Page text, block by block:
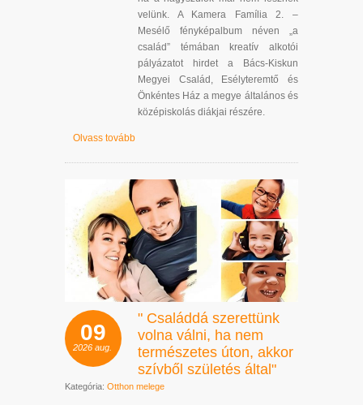
velünk. A Kamera Família 2. –
Mesélő fényképalbum néven „a
család” témában kreatív alkotói
pályázatot hirdet a Bács-Kiskun
Megyei Család, Esélyteremtő és
Önkéntes Ház a megye általános és
középiskolás diákjai részére.
Olvass tovább
09
2026 aug.
" Családdá szerettünk
volna válni, ha nem
természetes úton, akkor
szívből születés által"
Kategória: Otthon melege